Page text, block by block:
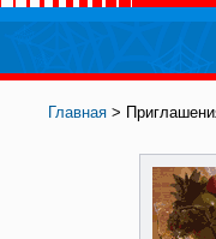
Главная >